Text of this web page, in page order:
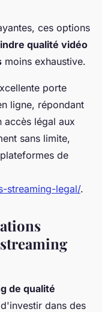
ces options
qualité vidéo
moins exhaustive.
porte
ligne, répondant
accès légal aux
sans limite,
de
streaming-legal/.
de qualité
dans des